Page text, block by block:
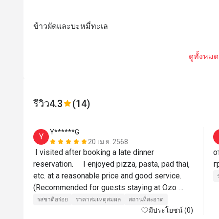
ข้าวผัดและบะหมี่ทะเล
ดูทั้งหมด
รีวิว4.3 (14)
Y
Y******G
20 เม.ย. 2568
I visited after booking a late dinner
reservation.     I enjoyed pizza, pasta, pad thai,
etc. at a reasonable price and good service.
(Recommended for guests staying at Ozo
Hotel)
รสชาติอร่อย ราคาสมเหตุสมผล สถานที่สะอาด
มีประโยชน์ (0)